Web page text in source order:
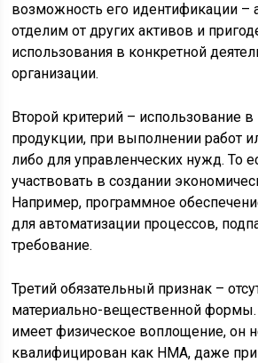
возможность его идентификации –
отделим от других активов и
использования в конкретной
организации.
Второй критерий – использование
продукции, при выполнении работ
либо для управленческих нужд. То
участвовать в создании
Например, программное
для автоматизации процессов,
требование.
Третий обязательный признак –
материально-вещественной формы.
имеет физическое воплощение, он
квалифицирован как НМА, даже при